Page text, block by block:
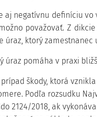
aj negatívnu definíciu
považovať. Z dikcie
úraz, ktorý
úraz pomáha v praxi
škody, ktorá
Podľa rozsudku
2124/2018, ak